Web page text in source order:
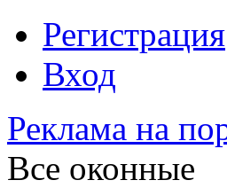
Регистрация
Вход
Реклама на
Все оконные